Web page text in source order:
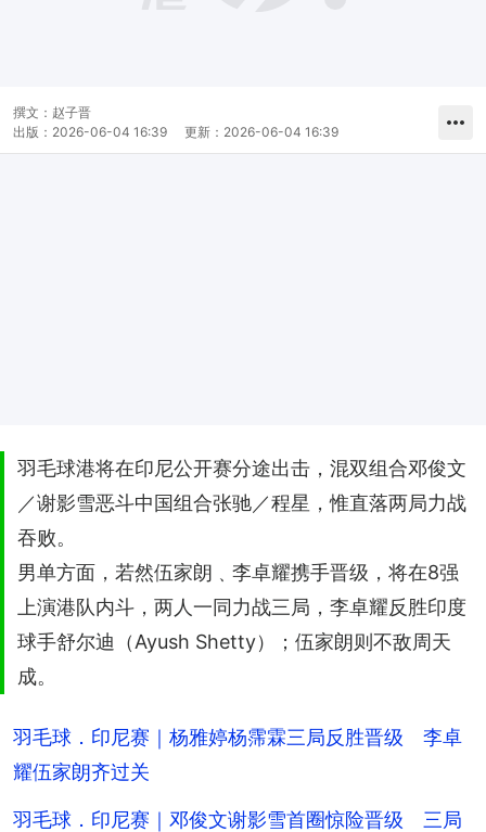
撰文： 赵子晋
出版： 2026-06-04 16:39 更新： 2026-06-04 16:39
羽毛球港将在印尼公开赛分途出击，混双组合邓俊文
／谢影雪恶斗中国组合张驰／程星，惟直落两局力战
吞败。
男单方面，若然伍家朗﹑李卓耀携手晋级，将在8强
上演港队内斗，两人一同力战三局，李卓耀反胜印度
球手舒尔迪（Ayush Shetty）；伍家朗则不敌周天
成。
羽毛球．印尼赛｜杨雅婷杨霈霖三局反胜晋级 李卓
耀伍家朗齐过关
羽毛球．印尼赛｜邓俊文谢影雪首圈惊险晋级 三局